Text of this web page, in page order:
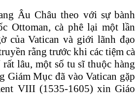
Âu Châu theo với sự bành
Ottoman, cà phê lại một lần
của Vatican và giới lãnh đạo
rằng trước khi các tiệm cà
lâu, một số tu sĩ thuộc hàng
Giám Mục đã vào Vatican gặp
VIII (1535-1605) xin Giáo